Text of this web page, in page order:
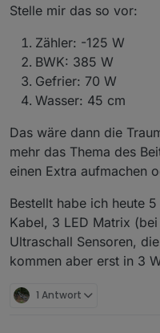
Stelle mir das so vor:
Zähler: -125 W
BWK: 385 W
Gefrier: 70 W
Wasser: 45 cm
Das wäre dann die
mehr das Thema des
einen Extra aufmachen
Bestellt habe ich heute
Kabel, 3 LED Matrix
Ultraschall Sensoren,
kommen aber erst in 3
1 Antwort